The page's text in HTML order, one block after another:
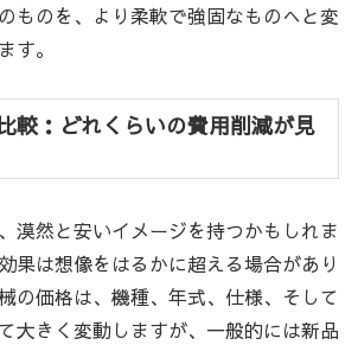
ものを、より柔軟で強固なものへと変
す。
較：どれくらいの費用削減が見
漠然と安いイメージを持つかもしれま
果は想像をはるかに超える場合があり
の価格は、機種、年式、仕様、そして
大きく変動しますが、一般的には新品